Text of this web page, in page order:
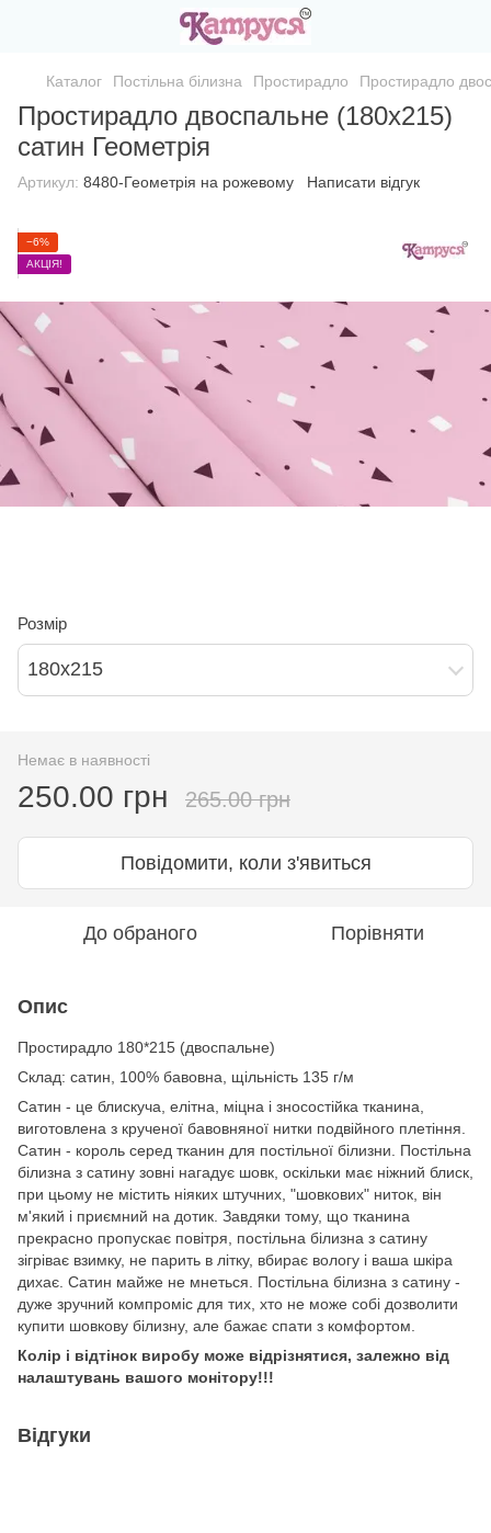
Каталог Постільна білизна Простирадло Простирадло
Простирадло двоспальне (180х215)
сатин Геометрія
Артикул: 8480-Геометрія на рожевому Написати відгук
−6%
АКЦІЯ!
Розмір
180х215
Немає в наявності
250.00 грн 265.00 грн
Повідомити, коли з'явиться
До обраного Порівняти
Опис
Простирадло 180*215 (двоспальне)
Cклад: сатин, 100% бавовна, щільність 135 г/м
Сатин - це блискуча, елітна, міцна і зносостійка тканина,
виготовлена з крученої бавовняної нитки подвійного плетіння.
Сатин - король серед тканин для постільної білизни. Постільна
білизна з сатину зовні нагадує шовк, оскільки має ніжний блиск,
при цьому не містить ніяких штучних, "шовкових" ниток, він
м'який і приємний на дотик. Завдяки тому, що тканина
прекрасно пропускає повітря, постільна білизна з сатину
зігріває взимку, не парить в літку, вбирає вологу і ваша шкіра
дихає. Сатин майже не мнеться. Постільна білизна з сатину -
дуже зручний компроміс для тих, хто не може собі дозволити
купити шовкову білизну, але бажає спати з комфортом.
Колір і відтінок виробу може відрізнятися, залежно від
налаштувань вашого монітору!!!
Відгуки